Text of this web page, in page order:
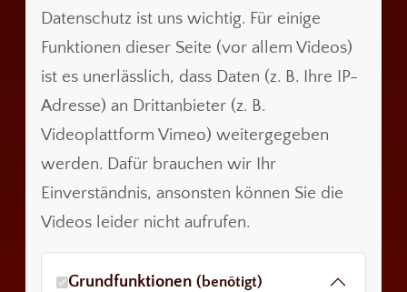
Datenschutz ist uns wichtig. Für einige
Funktionen dieser Seite (vor allem Videos)
ist es unerlässlich, dass Daten (z. B. Ihre IP-
Adresse) an Drittanbieter (z. B.
Videoplattform Vimeo) weitergegeben
werden. Dafür brauchen wir Ihr
Einverständnis, ansonsten können Sie die
Videos leider nicht aufrufen.
Grundfunktionen (benötigt)